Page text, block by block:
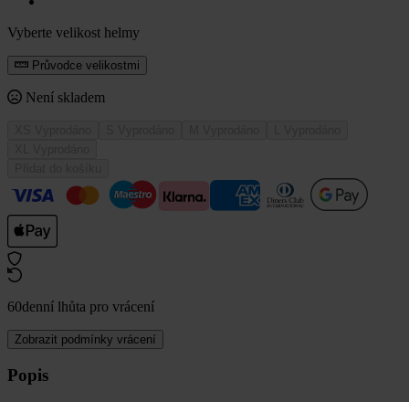
Vyberte velikost helmy
Průvodce velikostmi
Není skladem
60denní lhůta pro vrácení
Zobrazit podmínky vrácení
Popis